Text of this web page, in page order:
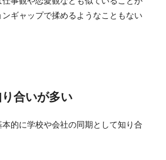
ギャップで揉めるようなこともない
合いが多い
的に学校や会社の同期として知り合